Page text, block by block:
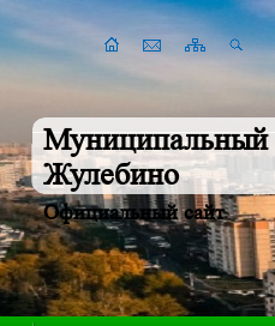
Муниципальный
Жулебино
Официальный сайт